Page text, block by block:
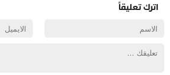
اترك تعليقاً